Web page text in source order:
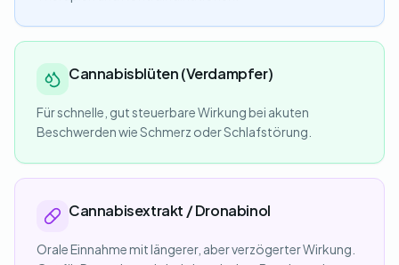
Cannabisblüten (Verdampfer)
Für schnelle, gut steuerbare Wirkung bei akuten
Beschwerden wie Schmerz oder Schlafstörung.
Cannabisextrakt / Dronabinol
Orale Einnahme mit längerer, aber verzögerter Wirkung.